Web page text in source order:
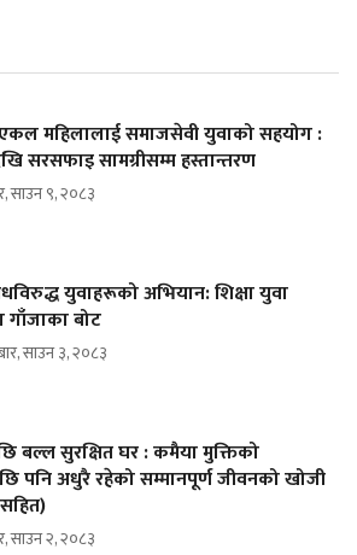
महिलालाई समाजसेवी युवाको सहयोग :
सरसफाइ सामग्रीसम्म हस्तान्तरण
साउन ९, २०८३
युवाहरूको अभियान: शिक्षा युवा
गाँजाका बोट
साउन ३, २०८३
बल्ल सुरक्षित घर : कमैया मुक्तिको
पनि अधुरै रहेको सम्मानपूर्ण जीवनको खोजी
साउन २, २०८३